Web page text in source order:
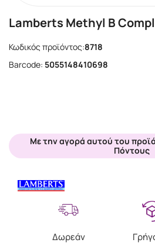
Lamberts Methyl B
Κωδικός προϊόντος:8718
Barcode: 5055148410698
Με την αγορά αυτού του
Πόντους
Δωρεάν